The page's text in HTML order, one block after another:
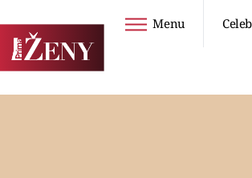
Menu